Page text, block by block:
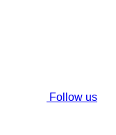
Follow us